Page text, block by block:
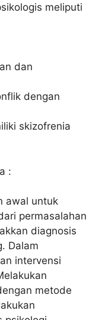
meliputi
dan
dengan
skizofrenia
:
awal untuk
permasalahan
diagnosis
Dalam
intervensi
metode